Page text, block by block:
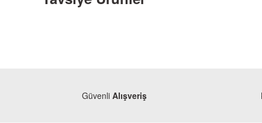
Güvenli Alışveriş